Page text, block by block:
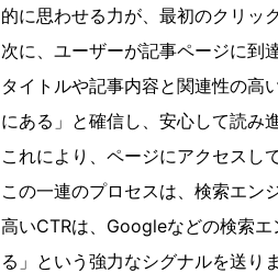
的に思わせる力が、最初のクリッ
次に、ユーザーが記事ページに到
タイトルや記事内容と関連性の高
にある」と確信し、安心して読み
これにより、ページにアクセスし
この一連のプロセスは、検索エン
高いCTRは、Googleなどの検索
る」という強力なシグナルを送りま